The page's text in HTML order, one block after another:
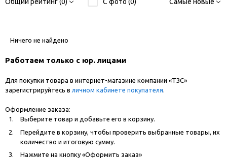
Общий рейтинг (0) С фото (0) Самые новые
Ничего не найдено
Работаем только с юр. лицами
Для покупки товара в интернет-магазине компании «ТЗС»
зарегистрируйтесь в личном кабинете покупателя.
Оформление заказа:
Выберите товар и добавьте его в корзину.
Перейдите в корзину, чтобы проверить выбранные товары, их
количество и итоговую сумму.
Нажмите на кнопку «Оформить заказ»